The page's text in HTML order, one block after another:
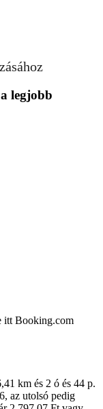
legjobb
itt Booking.com
km és 2 ó és 44 p.
az utolsó pedig